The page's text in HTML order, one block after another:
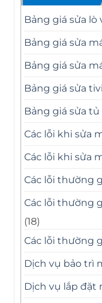
Nghiệp
Bảng giá sửa lò
Bảng giá sửa
Bảng giá sửa
Bảng giá sửa tivi
Bảng giá sửa tủ
Các lỗi khi sửa
Các lỗi khi sửa
Các lỗi thường
Các lỗi thường
(18)
Các lỗi thường
Dịch vụ bảo trì
Dịch vụ lắp đặt